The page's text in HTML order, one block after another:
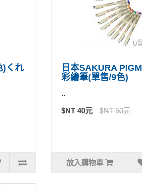
)くれ
日本SAKURA
彩繪筆(單售/9色)
..
$NT 40元 $NT 50元
放入購物車